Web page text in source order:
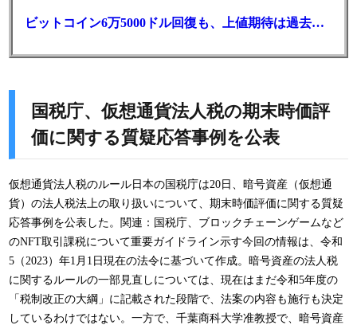
ビットコイン6万5000ドル回復も、上値期待は過去最低の23%
国税庁、仮想通貨法人税の期末時価評
価に関する質疑応答事例を公表
仮想通貨法人税のルール日本の国税庁は20日、暗号資産（仮想通
貨）の法人税法上の取り扱いについて、期末時価評価に関する質疑
応答事例を公表した。関連：国税庁、ブロックチェーンゲームなど
のNFT取引課税について重要ガイドライン示す今回の情報は、令和
5（2023）年1月1日現在の法令に基づいて作成。暗号資産の法人税
に関するルールの一部見直しについては、現在はまだ令和5年度の
「税制改正の大綱」に記載された段階で、法案の内容も施行も決定
しているわけではない。一方で、千葉商科大学准教授で、暗号資産